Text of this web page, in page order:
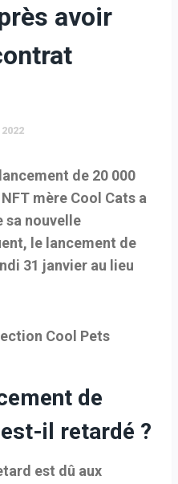
avoir
de 20 000
mère Cool Cats a
sa nouvelle
le lancement de
31 janvier au lieu
Cool Pets
de
il retardé ?
est dû aux